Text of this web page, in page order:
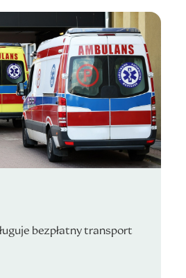
bezpłatny transport